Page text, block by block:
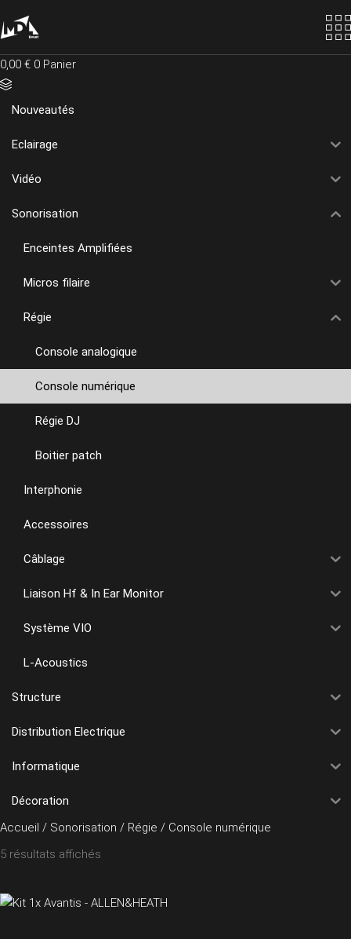
the
content
0,00 € 0 Panier
Nouveautés
Eclairage
Vidéo
Sonorisation
Enceintes Amplifiées
Micros filaire
Régie
Console analogique
Console numérique
Régie DJ
Boitier patch
Interphonie
Accessoires
Câblage
Liaison Hf & In Ear Monitor
Système VIO
L-Acoustics
Structure
Distribution Electrique
Informatique
Décoration
Accueil / Sonorisation / Régie / Console numérique
5 résultats affichés